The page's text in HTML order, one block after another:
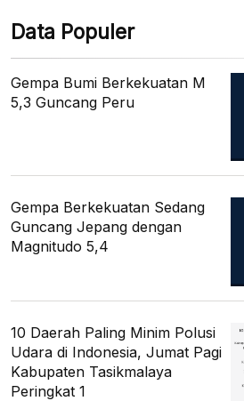
Data Populer
Gempa Bumi Berkekuatan M
5,3 Guncang Peru
Gempa Berkekuatan Sedang
Guncang Jepang dengan
Magnitudo 5,4
10 Daerah Paling Minim Polusi
Udara di Indonesia, Jumat Pagi
Kabupaten Tasikmalaya
Peringkat 1